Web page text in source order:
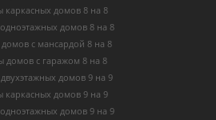
каркасных домов 8 на 8
домов 8 на 8
с мансардой 8 на 8
домов с гаражом 8 на 8
домов 9 на 9
каркасных домов 9 на 9
домов 9 на 9